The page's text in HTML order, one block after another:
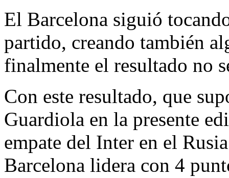
El Barcelona siguió
partido, creando también
finalmente el resultado no
Con este resultado, que
Guardiola en la presente
empate del Inter en el
Barcelona lidera con 4